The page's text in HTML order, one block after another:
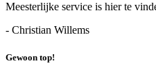
Meesterlijke service is hier te
- Christian Willems
Gewoon top!